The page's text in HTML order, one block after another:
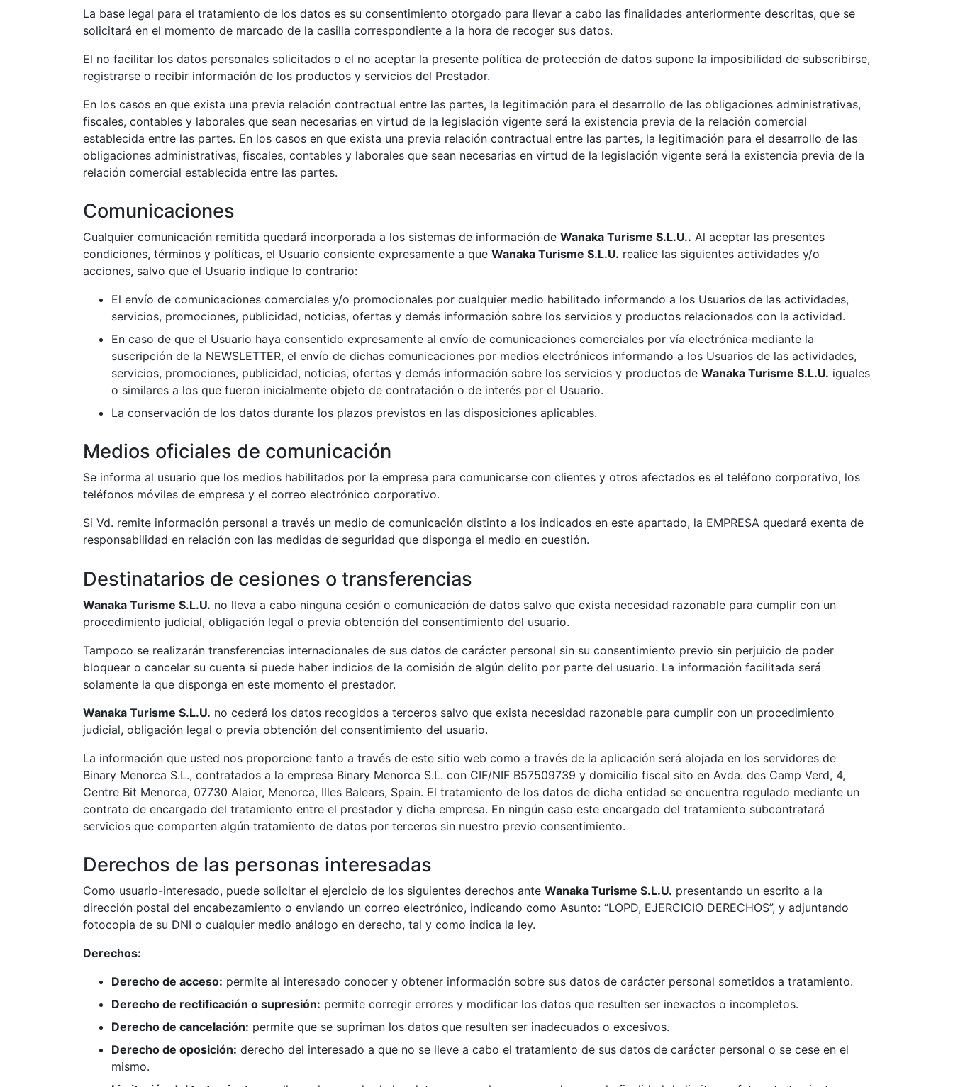
La base legal para el tratamiento de los datos es su consentimiento otorgado para llevar a cabo las finalidades anteriormente descritas, que se
solicitará en el momento de marcado de la casilla correspondiente a la hora de recoger sus datos.
El no facilitar los datos personales solicitados o el no aceptar la presente política de protección de datos supone la imposibilidad de subscribirse,
registrarse o recibir información de los productos y servicios del Prestador.
En los casos en que exista una previa relación contractual entre las partes, la legitimación para el desarrollo de las obligaciones administrativas,
fiscales, contables y laborales que sean necesarias en virtud de la legislación vigente será la existencia previa de la relación comercial
establecida entre las partes. En los casos en que exista una previa relación contractual entre las partes, la legitimación para el desarrollo de las
obligaciones administrativas, fiscales, contables y laborales que sean necesarias en virtud de la legislación vigente será la existencia previa de la
relación comercial establecida entre las partes.
Comunicaciones
Cualquier comunicación remitida quedará incorporada a los sistemas de información de Wanaka Turisme S.L.U.​​. Al aceptar las presentes
condiciones, términos y políticas, el Usuario consiente expresamente a que Wanaka Turisme S.L.U.​​ realice las siguientes actividades y/o
acciones, salvo que el Usuario indique lo contrario:
El envío de comunicaciones comerciales y/o promocionales por cualquier medio habilitado informando a los Usuarios de las actividades,
servicios, promociones, publicidad, noticias, ofertas y demás información sobre los servicios y productos relacionados con la actividad.
En caso de que el Usuario haya consentido expresamente al envío de comunicaciones comerciales por vía electrónica mediante la
suscripción de la NEWSLETTER, el envío de dichas comunicaciones por medios electrónicos informando a los Usuarios de las actividades,
servicios, promociones, publicidad, noticias, ofertas y demás información sobre los servicios y productos de Wanaka Turisme S.L.U.​​ iguales
o similares a los que fueron inicialmente objeto de contratación o de interés por el Usuario.
La conservación de los datos durante los plazos previstos en las disposiciones aplicables.
Medios oficiales de comunicación
Se informa al usuario que los medios habilitados por la empresa para comunicarse con clientes y otros afectados es el teléfono corporativo, los
teléfonos móviles de empresa y el correo electrónico corporativo.
Si Vd. remite información personal a través un medio de comunicación distinto a los indicados en este apartado, la EMPRESA quedará exenta de
responsabilidad en relación con las medidas de seguridad que disponga el medio en cuestión.
Destinatarios de cesiones o transferencias
Wanaka Turisme S.L.U.​​ no lleva a cabo ninguna cesión o comunicación de datos salvo que exista necesidad razonable para cumplir con un
procedimiento judicial, obligación legal o previa obtención del consentimiento del usuario.
Tampoco se realizarán transferencias internacionales de sus datos de carácter personal sin su consentimiento previo sin perjuicio de poder
bloquear o cancelar su cuenta si puede haber indicios de la comisión de algún delito por parte del usuario. La información facilitada será
solamente la que disponga en este momento el prestador.
Wanaka Turisme S.L.U.​​ no cederá los datos recogidos a terceros salvo que exista necesidad razonable para cumplir con un procedimiento
judicial, obligación legal o previa obtención del consentimiento del usuario.
La información que usted nos proporcione tanto a través de este sitio web como a través de la aplicación será alojada en los servidores de
Binary Menorca S.L., contratados a la empresa Binary Menorca S.L. con CIF/NIF B57509739​ y domicilio fiscal sito en Avda. des Camp Verd, 4,
Centre Bit Menorca, 07730 Alaior, Menorca, Illes Balears, Spain. El tratamiento de los datos de dicha entidad se encuentra regulado mediante un
contrato de encargado del tratamiento entre el prestador y dicha empresa. En ningún caso este encargado del tratamiento subcontratará
servicios que comporten algún tratamiento de datos por terceros sin nuestro previo consentimiento.
Derechos de las personas interesadas
Como usuario-interesado, puede solicitar el ejercicio de los siguientes derechos ante Wanaka Turisme S.L.U.​​ presentando un escrito a la
dirección postal del encabezamiento o enviando un correo electrónico, indicando como Asunto: “LOPD, EJERCICIO DERECHOS”, y adjuntando
fotocopia de su DNI o cualquier medio análogo en derecho, tal y como indica la ley.
Derechos:
Derecho de acceso: permite al interesado conocer y obtener información sobre sus datos de carácter personal sometidos a tratamiento.
Derecho de rectificación o supresión: permite corregir errores y modificar los datos que resulten ser inexactos o incompletos.
Derecho de cancelación: permite que se supriman los datos que resulten ser inadecuados o excesivos.
Derecho de oposición: derecho del interesado a que no se lleve a cabo el tratamiento de sus datos de carácter personal o se cese en el
mismo.